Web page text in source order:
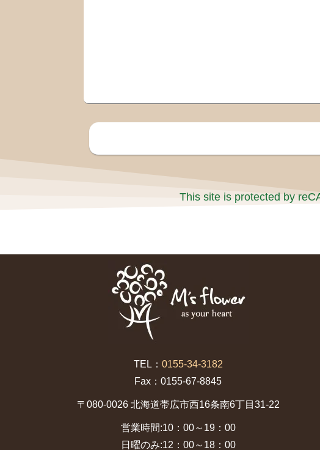
This site is protected by
TEL： 0155-34-3182
Fax：0155-67-8845
〒080-0026 北海道帯広市西16条南6丁目31-22
営業時間:10：00～19：00
日曜のみ:12：00～18：00